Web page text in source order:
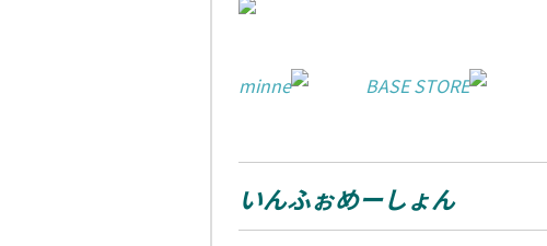
minne BASE STORE
いんふぉめーしょん